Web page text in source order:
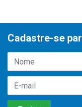
Cadastre-se